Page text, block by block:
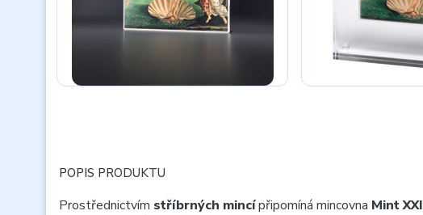
POPIS PRODUKTU
Prostřednictvím stříbrných mincípřipomíná mincovna Mint XXI